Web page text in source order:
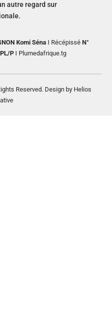
autre regard sur
Komi SénaI RécépisséN°
PI Plumedafrique.tg
Reserved. Design by Helios